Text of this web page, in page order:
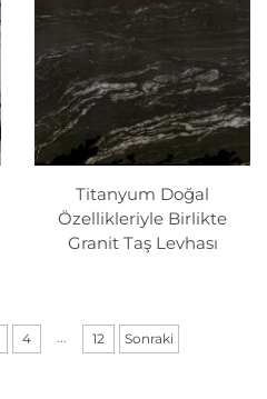
Titanyum Doğal
Özellikleriyle Birlikte
Granit Taş Levhası
4 ... 12 Sonraki